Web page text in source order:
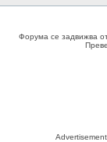
Форума се задвижва